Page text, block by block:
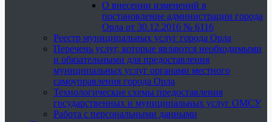
О внесении изменений в
постановление администрации города
Орла от 30.12.2016 № 6116
Реестр муниципальных услуг города Орла
Перечень услуг, которые являются необходимыми
и обязательными для предоставления
муниципальных услуг органами местного
самоуправления города Орла
Технологические схемы предоставления
государственных и муниципальных услуг ОМСУ
Работа с персональными данными